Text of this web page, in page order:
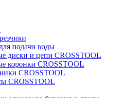
подачи воды
диски и цепи CROSSTOOL
коронки CROSSTOOL
CROSSTOOL
CROSSTOOL